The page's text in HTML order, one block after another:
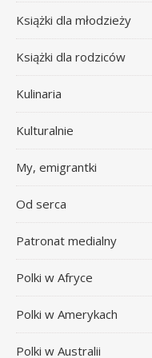
Książki dla młodzieży
Książki dla rodziców
Kulinaria
Kulturalnie
My, emigrantki
Od serca
Patronat medialny
Polki w Afryce
Polki w Amerykach
Polki w Australii